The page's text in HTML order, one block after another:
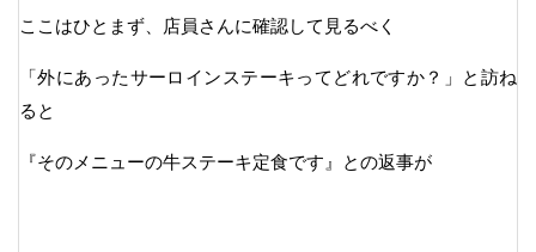
ここはひとまず、店員さんに確認して見るべく
「外にあったサーロインステーキってどれですか？」と訪ね
ると
『そのメニューの牛ステーキ定食です』との返事が